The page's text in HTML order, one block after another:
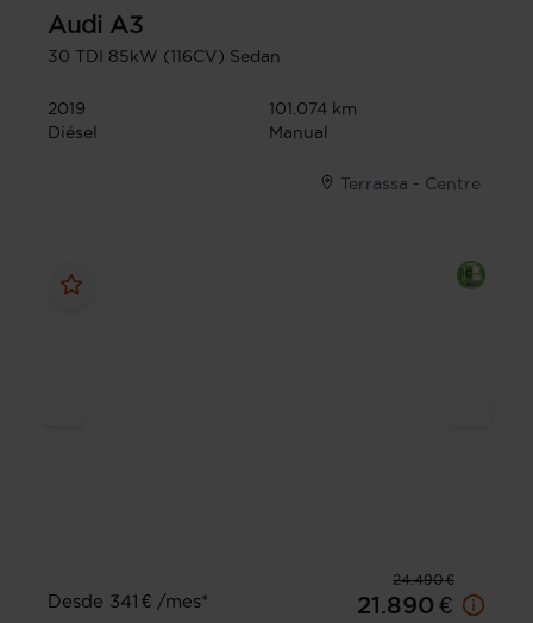
Audi A3
30 TDI 85kW (116CV) Sedan
2019
101.074 km
Diésel
Manual
Terrassa - Centre
24.490 €
Desde 341 € /mes*
21.890 €